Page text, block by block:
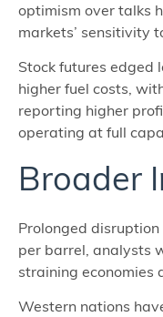
optimism over talks
markets’ sensitivity
Stock futures edged
higher fuel costs,
reporting higher
operating at full
Broader
Prolonged
per barrel, analysts
straining economies
Western nations